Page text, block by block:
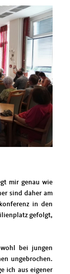
mir genau wie
sind daher am
in den
gefolgt,
bei jungen
ungebrochen.
ich aus eigener